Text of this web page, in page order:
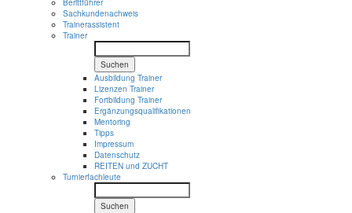
Berittführer
Sachkundenachweis
Trainerassistent
Trainer
Suchen
Ausbildung Trainer
Lizenzen Trainer
Fortbildung Trainer
Ergänzungsqualifikationen
Mentoring
Tipps
Impressum
Datenschutz
REITEN und ZUCHT
Turnierfachleute
Suchen